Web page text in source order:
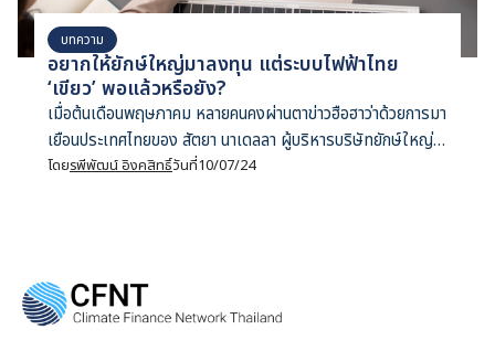
บทความ
อยากให้ยักษ์ใหญ่มาลงทุน แต่ระบบไฟฟ้าไทย
‘เขียว’ พอแล้วหรือยัง?
เมื่อต้นเดือนพฤษภาคม หลายคนคงผ่านตาข่าวฮือฮาว่าด้วยการมา
เยือนประเทศไทยของ สัตยา นาเดลลา ผู้บริหารบริษัทยักษ์ใหญ่
ระดับโลก Microsoft พร้อมกับคำมั่นสัญญาว่าจะมาลงทุนสร้าง
เก่า โดยเฉพาะภาคการส่งออกที่เป็น ‘เดอะแบก’ ของเศรษฐกิจมา
อย่างยาวนาน ทั้งรถยนต์สันดาปที่กำลังเผชิญภัยคุกคามจากยาน
โดยรพีพัฒน์ อิงคสิทธิ์วันที่10/07/24